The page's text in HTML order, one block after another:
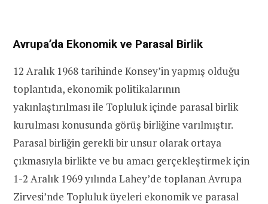
Avrupa’da Ekonomik ve Parasal Birlik
12 Aralık 1968 tarihinde Konsey’in yapmış olduğu
toplantıda, ekonomik politikalarının
yakınlaştırılması ile Topluluk içinde parasal birlik
kurulması konusunda görüş birliğine varılmıştır.
Parasal birliğin gerekli bir unsur olarak ortaya
çıkmasıyla birlikte ve bu amacı gerçekleştirmek için
1-2 Aralık 1969 yılında Lahey’de toplanan Avrupa
Zirvesi’nde Topluluk üyeleri ekonomik ve parasal